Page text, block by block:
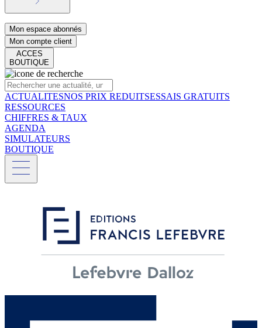
Mon espace abonnés
Mon compte client
ACCES
BOUTIQUE
ACTUALITESNOS PRIX REDUITSESSAIS GRATUITS
RESSOURCES
CHIFFRES & TAUX
AGENDA
SIMULATEURS
BOUTIQUE